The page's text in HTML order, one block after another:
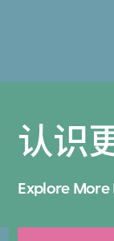
认识
Explore More